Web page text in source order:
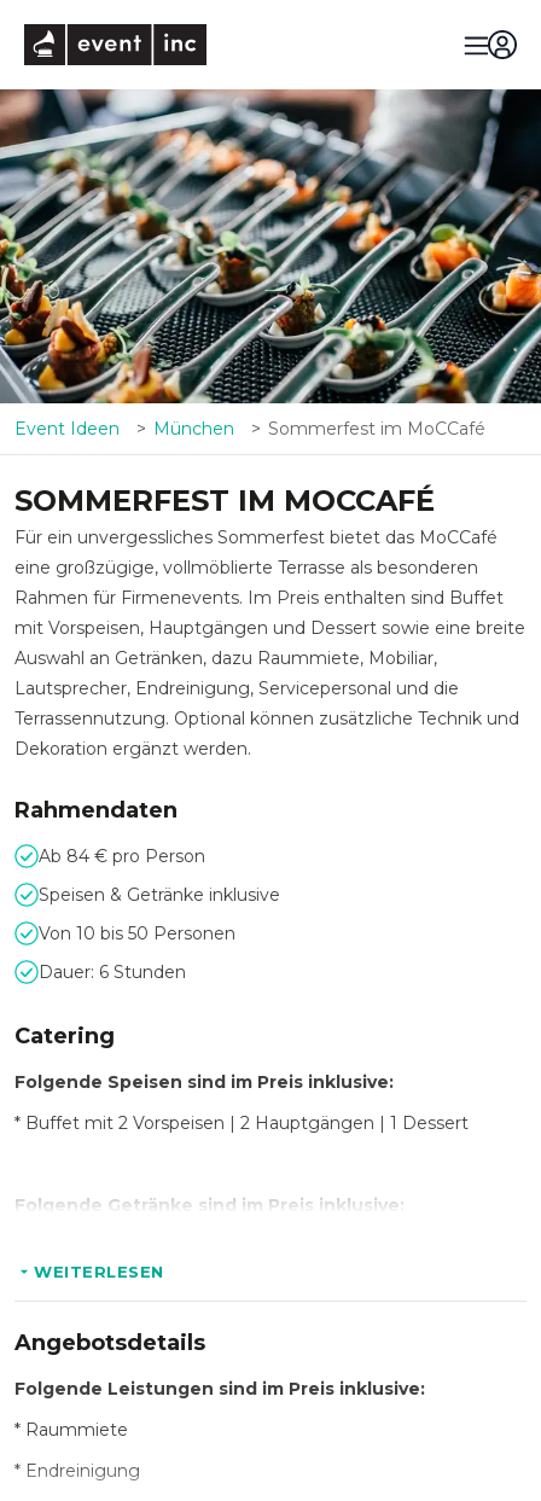
Event Ideen München Sommerfest im MoCCafé
SOMMERFEST IM MOCCAFÉ
Für ein unvergessliches Sommerfest bietet das MoCCafé
eine großzügige, vollmöblierte Terrasse als besonderen
Rahmen für Firmenevents. Im Preis enthalten sind Buffet
mit Vorspeisen, Hauptgängen und Dessert sowie eine breite
Auswahl an Getränken, dazu Raummiete, Mobiliar,
Lautsprecher, Endreinigung, Servicepersonal und die
Terrassennutzung. Optional können zusätzliche Technik und
Dekoration ergänzt werden.
Rahmendaten
Ab 84 € pro Person
Speisen & Getränke inklusive
Von 10 bis 50 Personen
Dauer: 6 Stunden
Catering
Folgende Speisen sind im Preis inklusive:
* Buffet mit 2 Vorspeisen | 2 Hauptgängen | 1 Dessert
Folgende Getränke sind im Preis inklusive:
WEITERLESEN
Angebotsdetails
Folgende Leistungen sind im Preis inklusive:
* Raummiete
* Endreinigung